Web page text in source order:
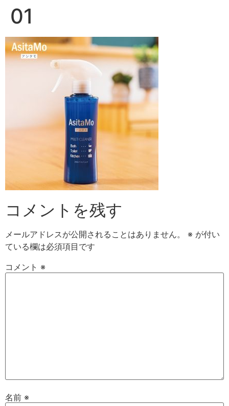
01
コメントを残す
メールアドレスが公開されることはありません。 ※ が付い
ている欄は必須項目です
コメント ※
名前 ※